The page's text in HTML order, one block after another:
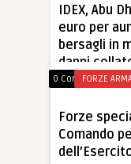
IDEX, Abu
euro per
bersagli in
danni
Written by
Eurofighter ha
particolari di
0 Comments
FORZE
Forze
Comando